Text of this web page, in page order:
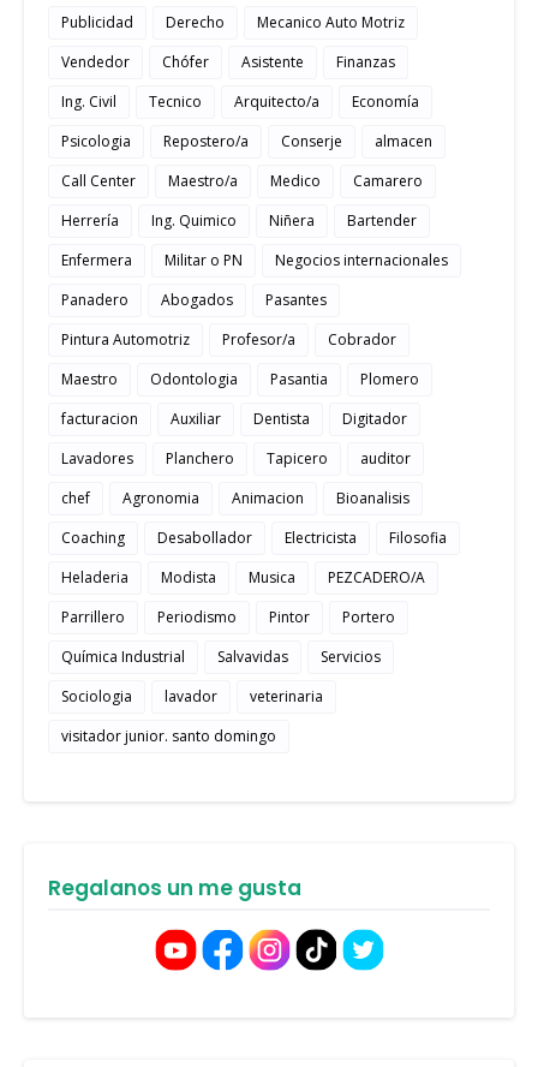
Publicidad Derecho
Mecanico Auto Motriz
Vendedor
Chófer Asistente
Finanzas
Ing. Civil
Tecnico Arquitecto/a
Economía
Psicologia
Repostero/a Conserje
almacen
Call Center
Maestro/a Medico
Camarero
Herrería
Ing. Quimico Niñera
Bartender
Enfermera
Militar o PN
Negocios internacionales
Panadero
Abogados
Pasantes
Pintura Automotriz
Profesor/a
Cobrador
Maestro
Odontologia Pasantia
Plomero
facturacion
Auxiliar Dentista
Digitador
Lavadores
Planchero Tapicero
auditor
chef
Agronomia Animacion
Bioanalisis
Coaching
Desabollador Electricista
Filosofia
Heladeria
Modista Musica
PEZCADERO/A
Parrillero
Periodismo Pintor
Portero
Química Industrial
Salvavidas
Servicios
Sociologia
lavador
veterinaria
visitador junior. santo domingo
Regalanos un me gusta